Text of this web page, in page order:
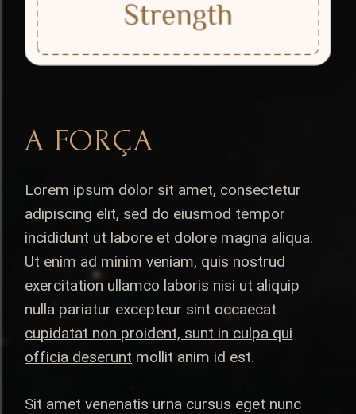
A FORÇA
Lorem ipsum dolor sit amet, consectetur
adipiscing elit, sed do eiusmod tempor
incididunt ut labore et dolore magna aliqua.
Ut enim ad minim veniam, quis nostrud
exercitation ullamco laboris nisi ut aliquip
nulla pariatur excepteur sint occaecat
cupidatat non proident, sunt in culpa qui
officia deserunt mollit anim id est.
Sit amet venenatis urna cursus eget nunc